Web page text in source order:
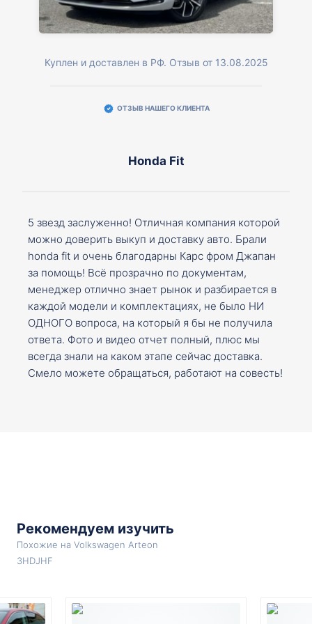
Куплен и доставлен в РФ. Отзыв от 13.08.2025
ОТЗЫВ НАШЕГО КЛИЕНТА
Honda Fit
5 звезд заслуженно! Отличная компания которой
можно доверить выкуп и доставку авто. Брали
honda fit и очень благодарны Карс фром Джапан
за помощь! Всё прозрачно по документам,
менеджер отлично знает рынок и разбирается в
каждой модели и комплектациях, не было НИ
ОДНОГО вопроса, на который я бы не получила
ответа. Фото и видео отчет полный, плюс мы
всегда знали на каком этапе сейчас доставка.
Смело можете обращаться, работают на совесть!
Рекомендуем изучить
Похожие на Volkswagen Arteon
3HDJHF